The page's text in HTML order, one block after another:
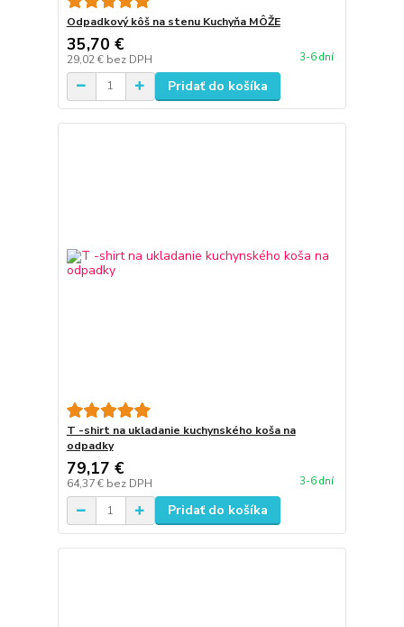
Odpadkový kôš na stenu Kuchyňa MÔŽE
35,70 €
29,02 € bez DPH 3-6 dní
Pridať do košíka
T -shirt na ukladanie kuchynského koša na
odpadky
79,17 €
64,37 € bez DPH 3-6 dní
Pridať do košíka